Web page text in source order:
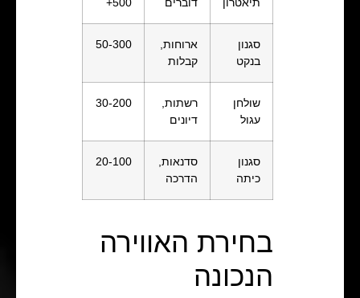
סגנון
בנקט
ארוחות,
קבלות
50-300
שולחן
עגול
רשתות,
דיונים
30-200
סגנון
כיתה
סדנאות,
הדרכה
20-100
בחירת האווירה
הנכונה